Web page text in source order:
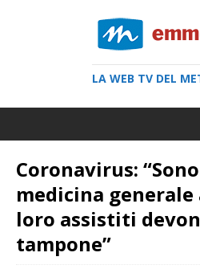
LA WEB TV DEL
Coronavirus:
medicina generale
loro assistiti
tampone”